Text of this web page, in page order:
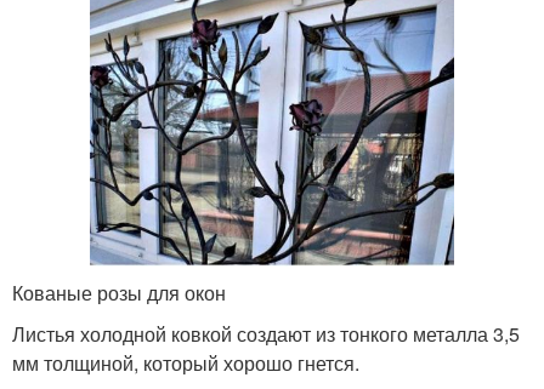
Кованые розы для окон
Листья холодной ковкой создают из тонкого металла 3,5
мм толщиной, который хорошо гнется.